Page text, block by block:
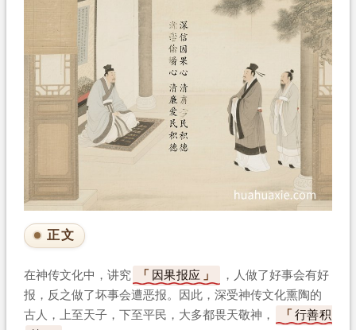
正文
在神传文化中，讲究 因果报应
，人做了好事会有好
报，反之做了坏事会遭恶报。因此，深受神传文化熏陶的
古人，上至天子，下至平民，大多都畏天敬神，
行善积